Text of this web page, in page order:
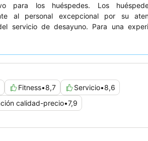
para los huéspedes. Los
al personal excepcional por su
servicio de desayuno. Para una
principal.
Fitness•8,7 Servicio•8,6
calidad-precio•7,9